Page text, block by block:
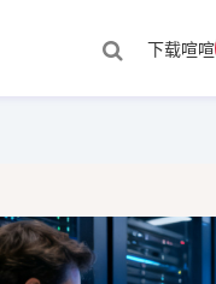
下载喧喧